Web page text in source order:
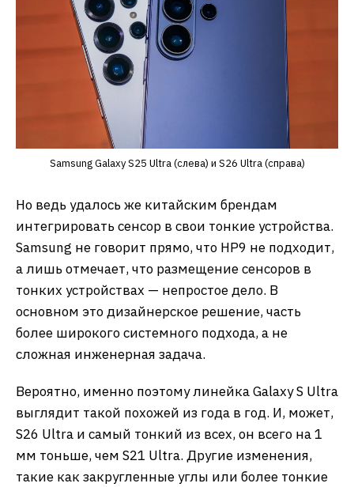
Samsung Galaxy S25 Ultra (слева) и S26 Ultra (справа)
Но ведь удалось же китайским брендам
интегрировать сенсор в свои тонкие устройства.
Samsung не говорит прямо, что HP9 не подходит,
а лишь отмечает, что размещение сенсоров в
тонких устройствах — непростое дело. В
основном это дизайнерское решение, часть
более широкого системного подхода, а не
сложная инженерная задача.
Вероятно, именно поэтому линейка Galaxy S Ultra
выглядит такой похожей из года в год. И, может,
S26 Ultra и самый тонкий из всех, он всего на 1
мм тоньше, чем S21 Ultra. Другие изменения,
такие как закругленные углы или более тонкие